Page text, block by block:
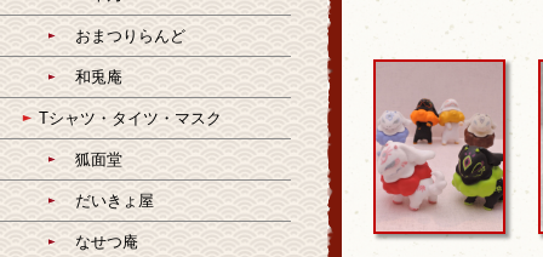
おまつりらんど
和兎庵
Tシャツ・タイツ・マスク
狐面堂
だいきょ屋
なせつ庵